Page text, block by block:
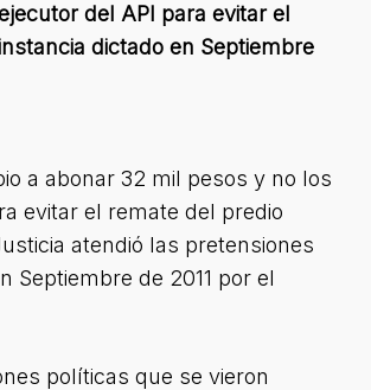
del API para evitar el
dictado en Septiembre
a abonar 32 mil pesos y no los
evitar el remate del predio
atendió las pretensiones
Septiembre de 2011 por el
políticas que se vieron